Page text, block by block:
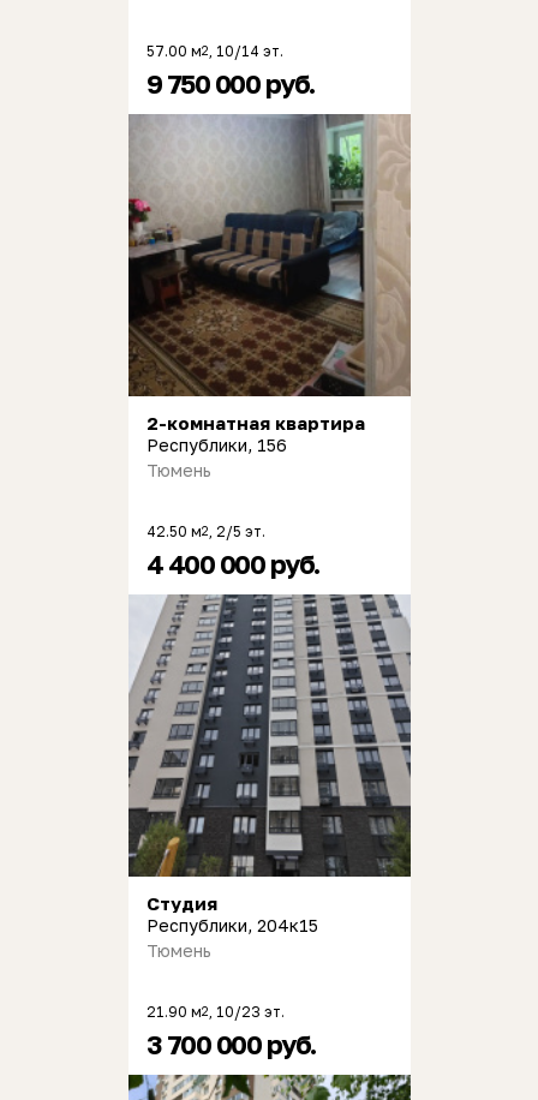
57.00 м2, 10/14 эт.
9 750 000 руб.
2-комнатная квартира
Республики, 156
Тюмень
42.50 м2, 2/5 эт.
4 400 000 руб.
Студия
Республики, 204к15
Тюмень
21.90 м2, 10/23 эт.
3 700 000 руб.